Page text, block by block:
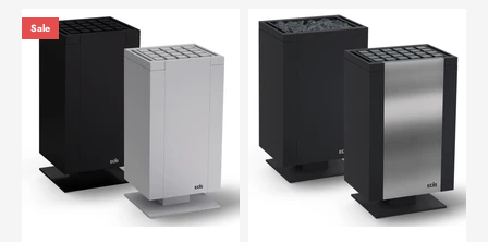
Sale